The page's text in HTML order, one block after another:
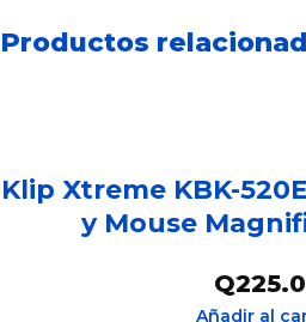
Productos
Klip Xtreme KBK-
y Mouse
Q
Añadir al